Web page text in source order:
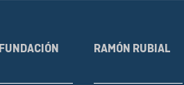
RAMÓN RUBIAL